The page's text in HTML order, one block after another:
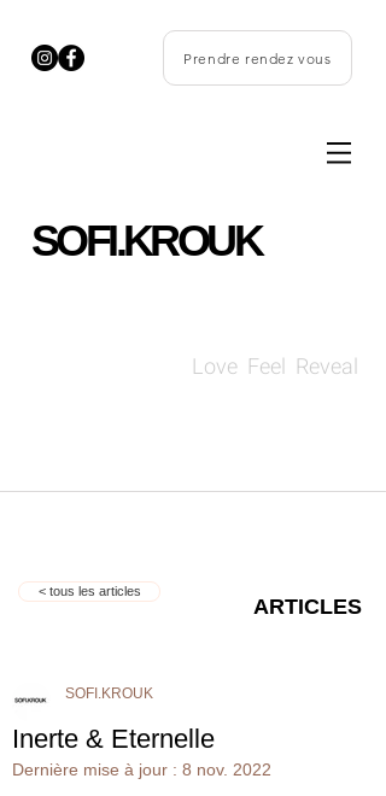
Prendre rendez vous
SOFI.KROUK
Love Feel Reveal
ARTICLES
< tous les articles
Inerte & Eternelle
SOFI.KROUK
Dernière mise à jour : 8 nov. 2022